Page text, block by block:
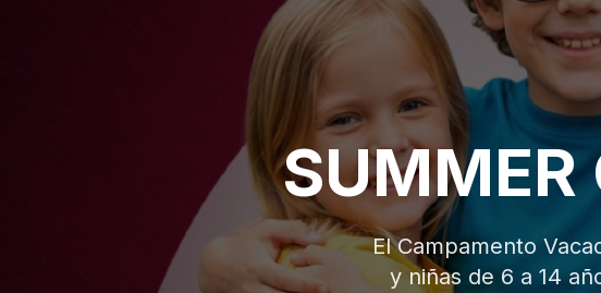
SUMMER
El Campamento
y niñas de 6 a 14